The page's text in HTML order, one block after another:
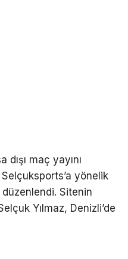
maç yayını
yönelik
Sitenin
Yılmaz, Denizli’de